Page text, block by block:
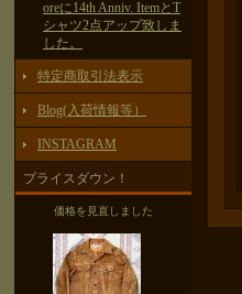
oreに14th Anniv. ItemとT
シャツ2点アップ致しま
した。
特定商取引法表示
Blog(入荷情報等）
INSTAGRAM
プライスダウン！
価格を見直しました